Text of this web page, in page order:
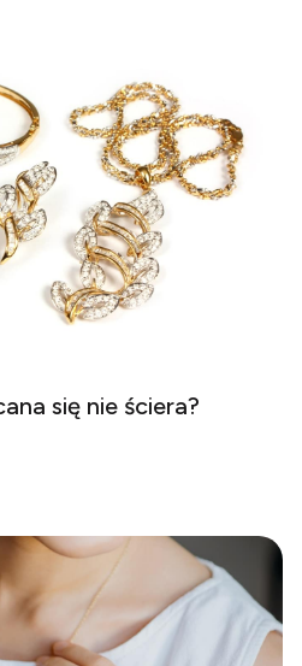
się nie ściera?